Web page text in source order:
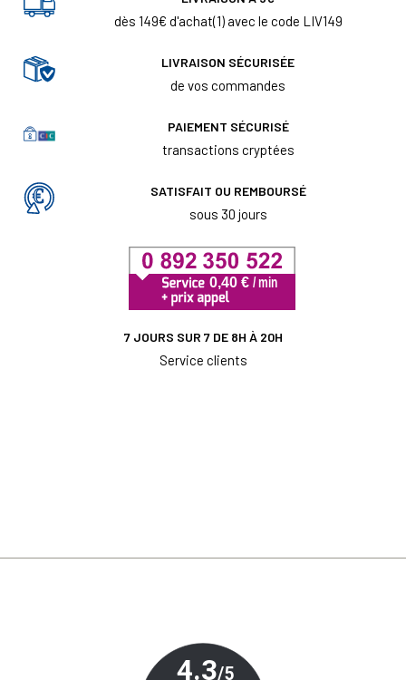
dès 149€ d'achat(1) avec le code LIV149
LIVRAISON SÉCURISÉE
de vos commandes
PAIEMENT SÉCURISÉ
transactions cryptées
SATISFAIT OU REMBOURSÉ
sous 30 jours
7 JOURS SUR 7 DE 8H À 20H
Service clients